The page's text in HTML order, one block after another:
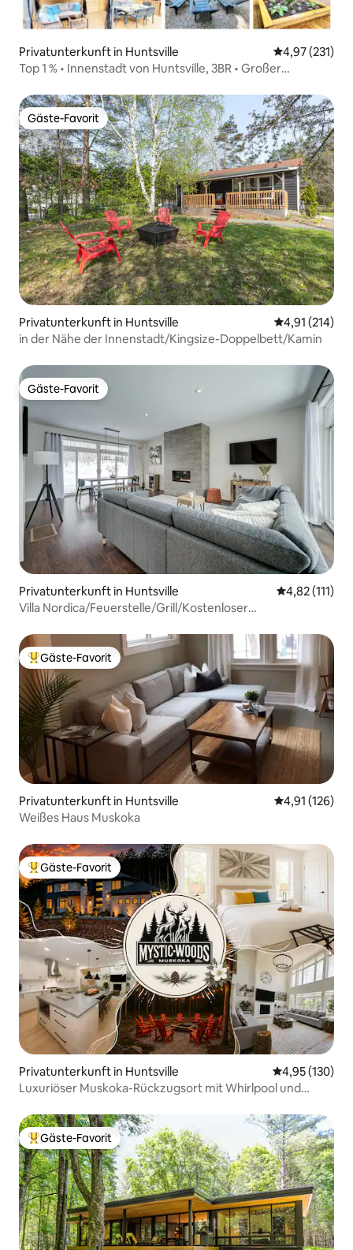
Privatunterkunft in Huntsville
4,97 (231)
Top 1 % • Innenstadt von Huntsville, 3BR • Großer
Gäste-Favorit
Gäste-Favorit
Privatunterkunft in Huntsville
4,91 (214)
in der Nähe der Innenstadt/Kingsize-Doppelbett/Kamin
Gäste-Favorit
Gäste-Favorit
Privatunterkunft in Huntsville
4,82 (111)
Villa Nordica/Feuerstelle/Grill/Kostenloser
Beliebter Gäste-Favorit.
Gäste-Favorit
Privatunterkunft in Huntsville
4,91 (126)
Weißes Haus Muskoka
Beliebter Gäste-Favorit.
Gäste-Favorit
Privatunterkunft in Huntsville
4,95 (130)
Luxuriöser Muskoka-Rückzugsort mit Whirlpool und
Beliebter Gäste-Favorit.
Gäste-Favorit